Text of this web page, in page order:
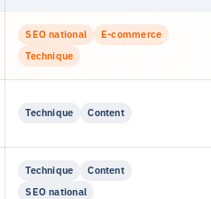
SEO national
E-commerce
Technique
Technique Content
Technique
Content
SEO national